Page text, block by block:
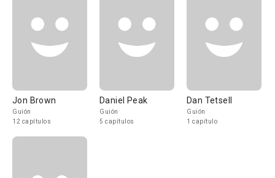
Jon Brown
Guión
12 capítulos
Daniel Peak
Guión
5 capítulos
Dan Tetsell
Guión
1 capítulo